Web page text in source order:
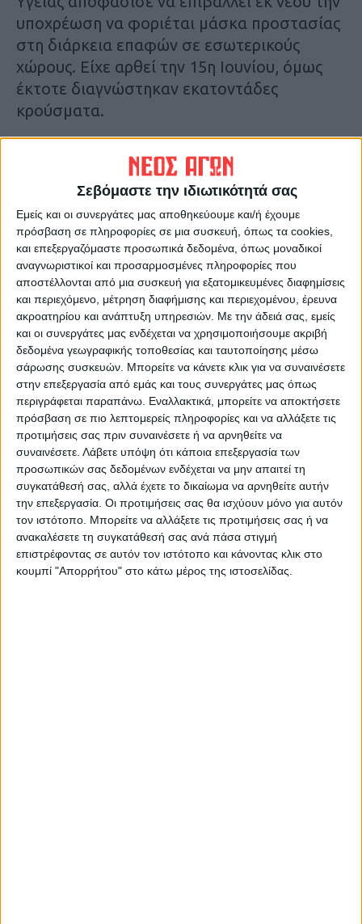
Σεβόμαστε την ιδιωτικότητά σας
Εμείς και οι συνεργάτες μας αποθηκεύουμε και/ή έχουμε
πρόσβαση σε πληροφορίες σε μια συσκευή, όπως τα cookies,
και επεξεργαζόμαστε προσωπικά δεδομένα, όπως μοναδικοί
αναγνωριστικοί και προσαρμοσμένες πληροφορίες που
αποστέλλονται από μια συσκευή για εξατομικευμένες διαφημίσεις
και περιεχόμενο, μέτρηση διαφήμισης και περιεχομένου, έρευνα
ακροατηρίου και ανάπτυξη υπηρεσιών. Με την άδειά σας, εμείς
και οι συνεργάτες μας ενδέχεται να χρησιμοποιήσουμε ακριβή
δεδομένα γεωγραφικής τοποθεσίας και ταυτοποίησης μέσω
σάρωσης συσκευών. Μπορείτε να κάνετε κλικ για να συναινέσετε
στην επεξεργασία από εμάς και τους συνεργάτες μας όπως
περιγράφεται παραπάνω. Εναλλακτικά, μπορείτε να αποκτήσετε
πρόσβαση σε πιο λεπτομερείς πληροφορίες και να αλλάξετε τις
προτιμήσεις σας πριν συναινέσετε ή να αρνηθείτε να
συναινέσετε. Λάβετε υπόψη ότι κάποια επεξεργασία των
προσωπικών σας δεδομένων ενδέχεται να μην απαιτεί τη
συγκατάθεσή σας, αλλά έχετε το δικαίωμα να αρνηθείτε αυτήν
την επεξεργασία. Οι προτιμήσεις σας θα ισχύουν μόνο για αυτόν
τον ιστότοπο. Μπορείτε να αλλάξετε τις προτιμήσεις σας ή να
ανακαλέσετε τη συγκατάθεσή σας ανά πάσα στιγμή
επιστρέφοντας σε αυτόν τον ιστότοπο και κάνοντας κλικ στο
κουμπί "Απορρήτου" στο κάτω μέρος της ιστοσελίδας.
υποχρέωση να φοριέται μάσκα προστασίας
στη διάρκεια επαφών σε εσωτερικούς
χώρους. Είχε αρθεί την 15η Ιουνίου, όμως
έκτοτε διαγνώστηκαν εκατοντάδες
κρούσματα.
Σύμφωνα με τηνJerusalem Post
επιτροπή για τον κορωνοϊό
αναμένεται να συνεδριάσει σήμερα Κυριακή
για να συζητήσει τα επόμενα βήματα για τη
διαχείριση του αυξανόμενου αριθμού
κρουσμάτων COVID-19 στη χώρα, αφότου η
κυβέρνηση την Παρασκευή αποκατέστησε
την υποχρέωση χρήσης μάσκας
σε εσωτερικούς και σε πολυσύχναστους
χώρους.
Σύμφωνα με πληροφορίες, το υπουργικό
συμβούλιο εξετάζει τους ακόλουθους
πρόσθετους περιορισμούς: απαίτηση από
τους πολίτες να φορούν μάσκες και σε
ανοιχτούς χώρους, μείωση του αριθμού των
ατόμων που επιτρέπεται να
συγκεντρώνονται και διαγνωστικά τεστ σε
άτομα που δεν έχουν εμβολιαστεί πριν τους
επιτρέψουν να λάβουν μέρος σε ορισμένες